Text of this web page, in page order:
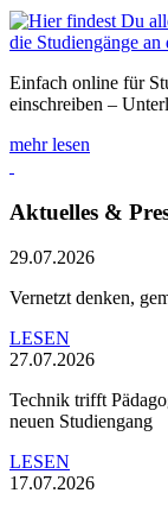
Einfach online für
einschreiben –
mehr lesen
Aktuelles &
29.07.2026
Vernetzt denken,
LESEN
27.07.2026
Technik trifft
neuen Studiengang
LESEN
17.07.2026